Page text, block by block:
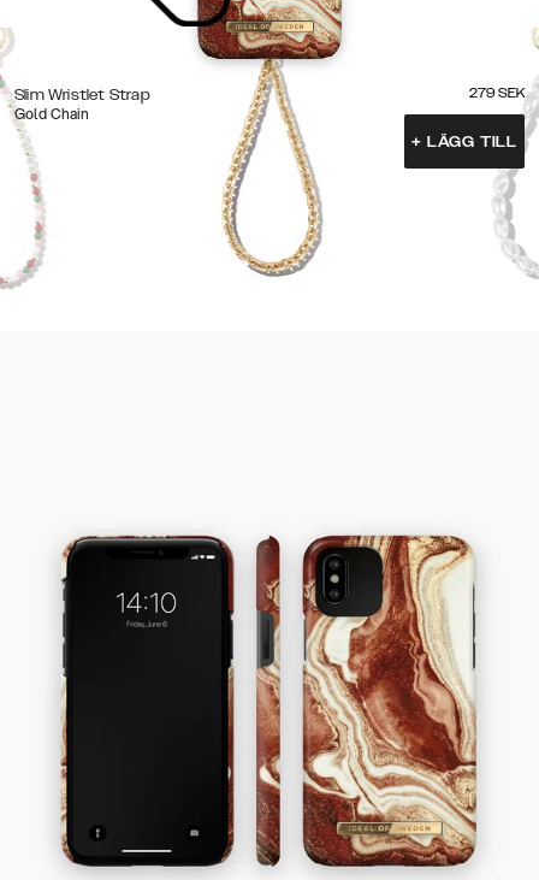
Slim Wristlet Strap
Gold Chain
279 SEK
+ LÄGG TILL